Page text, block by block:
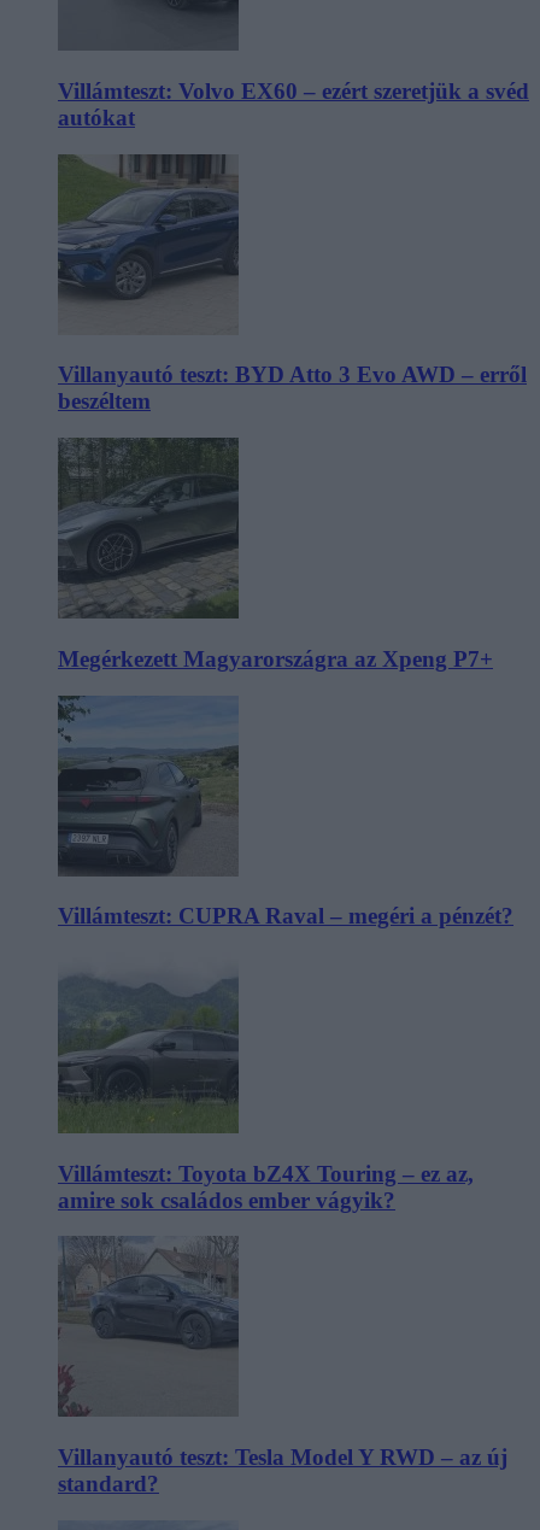
Villámteszt: Volvo EX60 – ezért szeretjük a svéd
autókat
Villanyautó teszt: BYD Atto 3 Evo AWD – erről
beszéltem
Megérkezett Magyarországra az Xpeng P7+
Villámteszt: CUPRA Raval – megéri a pénzét?
Villámteszt: Toyota bZ4X Touring – ez az,
amire sok családos ember vágyik?
Villanyautó teszt: Tesla Model Y RWD – az új
standard?